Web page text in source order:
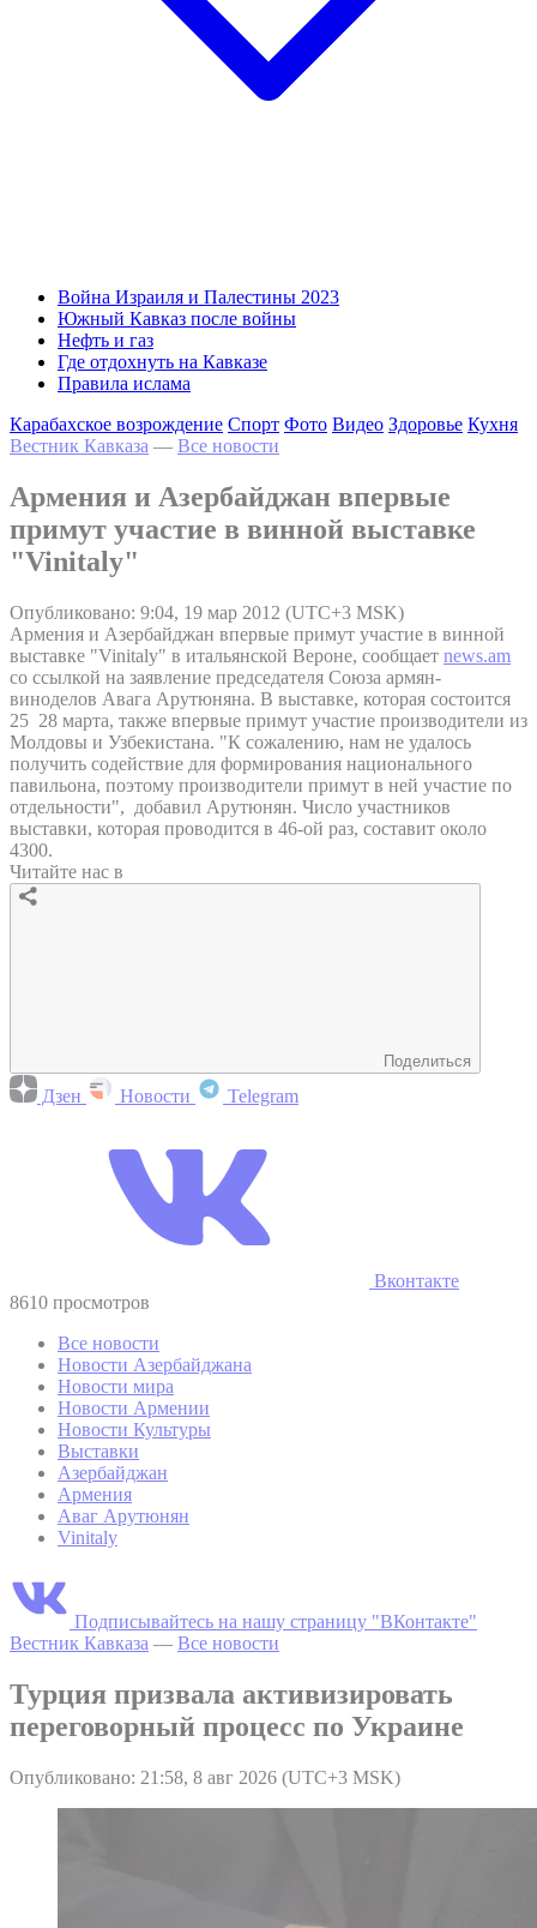
Война Израиля и Палестины 2023
Южный Кавказ после войны
Нефть и газ
Где отдохнуть на Кавказе
Правила ислама
Карабахское возрождение Спорт Фото Видео Здоровье Кухня
Вестник Кавказа — Все новости
Армения и Азербайджан впервые
примут участие в винной выставке
"Vinitaly"
Опубликовано: 9:04, 19 мар 2012 (UTC+3 MSK)
Армения и Азербайджан впервые примут участие в винной
выставке "Vinitaly" в итальянской Вероне, сообщает news.am
со ссылкой на заявление председателя Союза армян-
виноделов Авага Арутюняна. В выставке, которая состоится
25 28 марта, также впервые примут участие производители из
Молдовы и Узбекистана. "К сожалению, нам не удалось
получить содействие для формирования национального
павильона, поэтому производители примут в ней участие по
отдельности", добавил Арутюнян. Число участников
выставки, которая проводится в 46-ой раз, составит около
4300.
Читайте нас в
Поделиться
Дзен Новости Telegram
Вконтакте
8610 просмотров
Все новости
Новости Азербайджана
Новости мира
Новости Армении
Новости Культуры
Выставки
Азербайджан
Армения
Аваг Арутюнян
Vinitaly
Подписывайтесь на нашу страницу "ВКонтакте"
Вестник Кавказа — Все новости
Турция призвала активизировать
переговорный процесс по Украине
Опубликовано: 21:58, 8 авг 2026 (UTC+3 MSK)